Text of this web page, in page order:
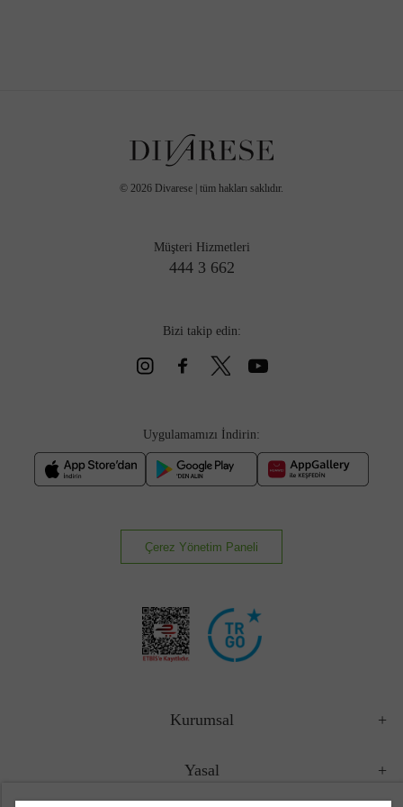
© 2026 Divarese | tüm hakları saklıdır.
Müşteri Hizmetleri
444 3 662
Bizi takip edin:
Uygulamamızı İndirin:
Çerez Yönetim Paneli
Kurumsal
Yasal